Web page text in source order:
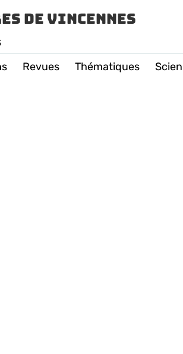
de Vincennes
Revues Thématiques